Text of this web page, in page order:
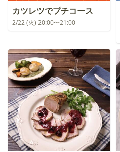
カツレツでプチコース
2/22 (火) 20:00〜21:00